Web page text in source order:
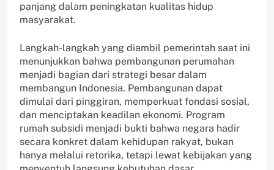
panjang dalam peningkatan kualitas hidup
masyarakat.
Langkah-langkah yang diambil pemerintah saat ini
menunjukkan bahwa pembangunan perumahan
menjadi bagian dari strategi besar dalam
membangun Indonesia. Pembangunan dapat
dimulai dari pinggiran, memperkuat fondasi sosial,
dan menciptakan keadilan ekonomi. Program
rumah subsidi menjadi bukti bahwa negara hadir
secara konkret dalam kehidupan rakyat, bukan
hanya melalui retorika, tetapi lewat kebijakan yang